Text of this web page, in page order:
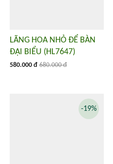
LÃNG HOA NHỎ ĐỂ BÀN
ĐẠI BIỂU (HL7647)
580.000 đ 680.000 đ
-19%